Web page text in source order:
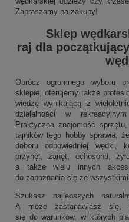
Zapraszamy na zakupy!
Sklep
raj dla
Oprócz ogromnego wyboru
sklepie, oferujemy także
wiedzę wynikającą z
działalności w
Praktyczna znajomość
tajników tego hobby sprawia,
doboru odpowiedniej wędki,
przynęt, zanęt, echosond,
a także wielu innych
do zapoznania się ze
Szukasz najlepszych
A może zastanawiasz się,
się do warunków, w których